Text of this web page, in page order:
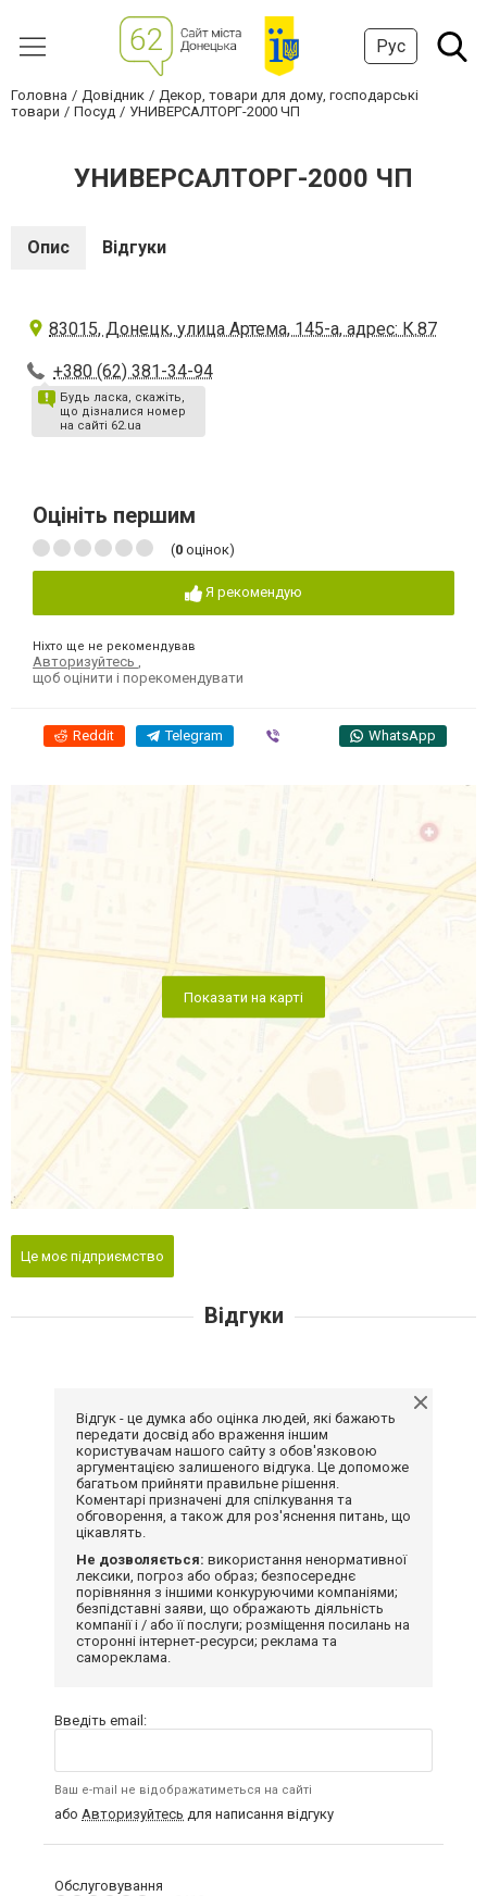
Рус
Головна Довідник
Декор, товари для дому, господарські
товари
Посуд УНИВЕРСАЛТОРГ-2000 ЧП
УНИВЕРСАЛТОРГ-2000 ЧП
Опис Відгуки
83015, Донецк, улица Артема, 145-а, адрес: К.87
+380 (62) 381-34-94
Будь ласка, скажіть,
що дізналися номер
на сайті 62.ua
Оцініть першим
(0 оцінок)
Я рекомендую
Ніхто ще не рекомендував
Авторизуйтесь
щоб оцінити і порекомендувати
Reddit Telegram WhatsApp
Показати на карті
Це моє підприємство
Відгуки
Відгук - це думка або оцінка людей, які бажають
передати досвід або враження іншим
користувачам нашого сайту з обов'язковою
аргументацією залишеного відгука. Це допоможе
багатьом прийняти правильне рішення.
Коментарі призначені для спілкування та
обговорення, а також для роз'яснення питань, що
цікавлять.
Не дозволяється: використання ненормативної
лексики, погроз або образ; безпосереднє
порівняння з іншими конкуруючими компаніями;
безпідставні заяви, що ображають діяльність
компанії і / або її послуги; розміщення посилань на
сторонні інтернет-ресурси; реклама та
самореклама.
Введіть email:
Ваш e-mail не відображатиметься на сайті
або Авторизуйтесь для написання відгуку
Обслуговування